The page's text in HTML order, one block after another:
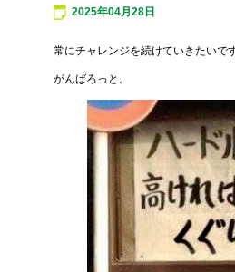
2025年04月28日
常にチャレンジを続けていきたいで
がんばろっと。